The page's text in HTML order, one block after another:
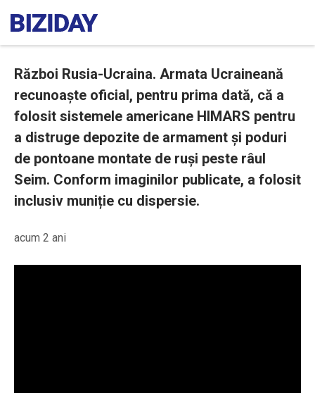
Război Rusia-Ucraina. Armata Ucraineană
recunoaște oficial, pentru prima dată, că a
folosit sistemele americane HIMARS pentru
a distruge depozite de armament și poduri
de pontoane montate de ruși peste râul
Seim. Conform imaginilor publicate, a folosit
inclusiv muniție cu dispersie.
acum 2 ani